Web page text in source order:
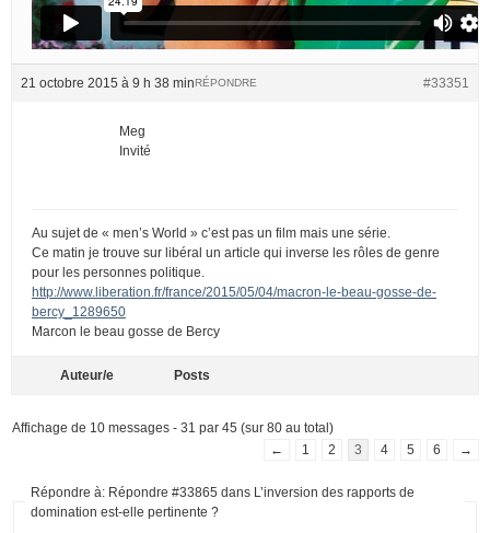
21 octobre 2015 à 9 h 38 min #33351
RÉPONDRE
Meg
Invité
Au sujet de « men’s World » c’est pas un film mais une série.
Ce matin je trouve sur libéral un article qui inverse les rôles de genre
pour les personnes politique.
http://www.liberation.fr/france/2015/05/04/macron-le-beau-gosse-de-
bercy_1289650
Marcon le beau gosse de Bercy
Auteur/e Posts
Affichage de 10 messages - 31 par 45 (sur 80 au total)
←
1 2 3 4 5 6 →
Répondre à: Répondre #33865 dans L’inversion des rapports de
domination est-elle pertinente ?